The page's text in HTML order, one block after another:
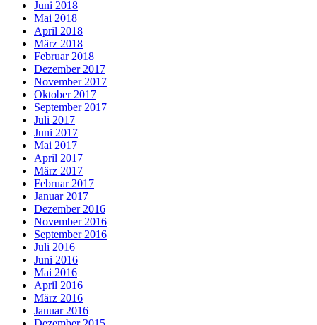
Juni 2018
Mai 2018
April 2018
März 2018
Februar 2018
Dezember 2017
November 2017
Oktober 2017
September 2017
Juli 2017
Juni 2017
Mai 2017
April 2017
März 2017
Februar 2017
Januar 2017
Dezember 2016
November 2016
September 2016
Juli 2016
Juni 2016
Mai 2016
April 2016
März 2016
Januar 2016